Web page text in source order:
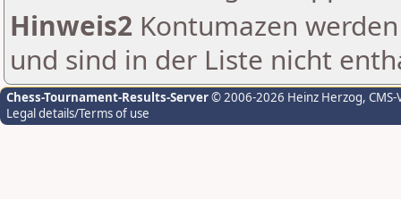
Hinweis2 Kontumazen
und sind in der Liste nicht
Chess-Tournament-Results-Server© 2006-2026 Heinz Herzog,
Legal details/Terms of use